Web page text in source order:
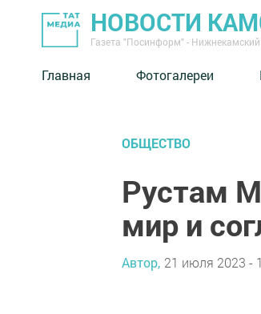
НОВОСТИ
Газета "Посинформ" -
Главная Фотогалереи
ОБЩЕСТВО
Рустам
мир и
Автор, 21 июля 2023 -